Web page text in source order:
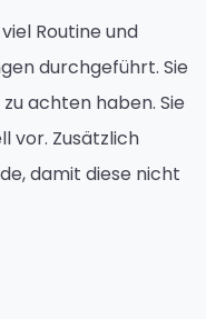
Routine und
durchgeführt. Sie
achten haben. Sie
vor. Zusätzlich
damit diese nicht